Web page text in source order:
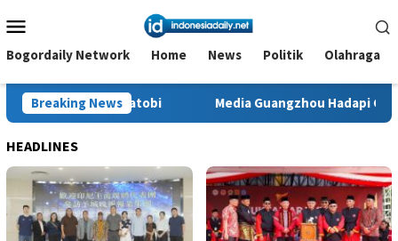
ke
kontenMobile
Bogordaily Network Home News Politik Olahraga
Breaking News
Wakatobi Media Guangzhou Hadapi Generasi Digital
HEADLINES